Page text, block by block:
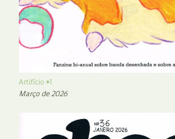
Artifício #1
Março de 2026